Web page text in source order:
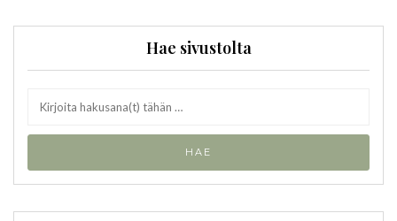
Hae sivustolta